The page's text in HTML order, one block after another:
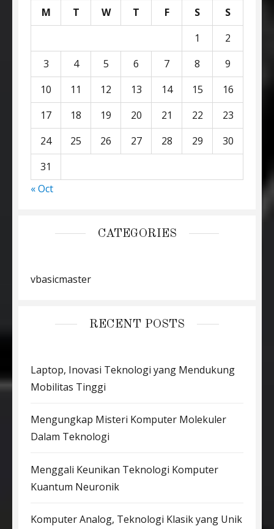
M T W T F S
S
1
2
3
4 5 6 7 8
9
10
11 12 13 14 15
16
17
18 19 20 21 22
23
24
25 26 27 28 29
30
31
« Oct
CATEGORIES
vbasicmaster
RECENT POSTS
Laptop, Inovasi Teknologi yang Mendukung
Mobilitas Tinggi
Mengungkap Misteri Komputer Molekuler
Dalam Teknologi
Menggali Keunikan Teknologi Komputer
Kuantum Neuronik
Komputer Analog, Teknologi Klasik yang Unik